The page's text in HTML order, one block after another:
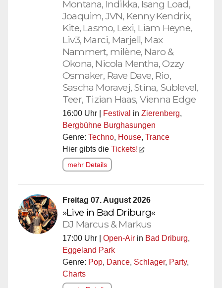
Montana, Indikka, Isang Load,
Joaquim, JVN, Kenny Kendrix,
Kite, Lasmo, Lexi, Liam Heyne,
Liv3, Marci, Marjell, Max
Nammert, milène, Naro &
Okona, Nicola Mentha, Ozzy
Osmaker, Rave Dave, Rio,
Sascha Moravej, Stina, Sublevel,
Teer, Tizian Haas, Vienna Edge
16:00 Uhr | Festival in Zierenberg,
Bergbühne Burghasungen
Genre: Techno, House, Trance
Hier gibts die Tickets!
mehr Details
Freitag 07. August 2026
»Live in Bad Driburg«
DJ Marcus & Markus
17:00 Uhr | Open-Air in Bad Driburg,
Eggeland Park
Genre: Pop, Dance, Schlager, Party,
Charts